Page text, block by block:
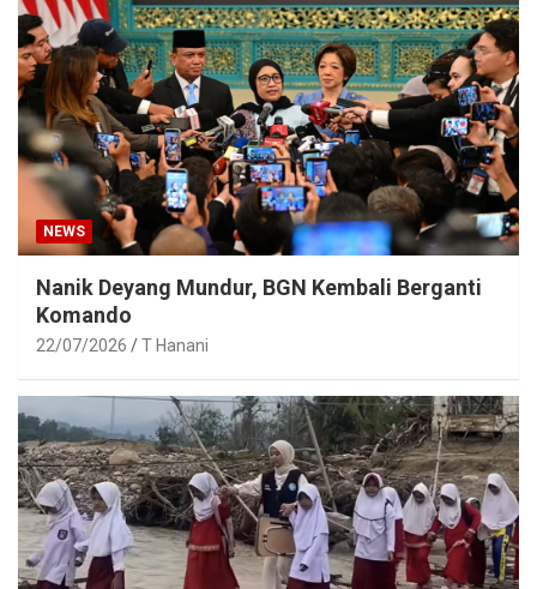
NEWS
Nanik Deyang Mundur, BGN Kembali Berganti
Komando
22/07/2026 T Hanani